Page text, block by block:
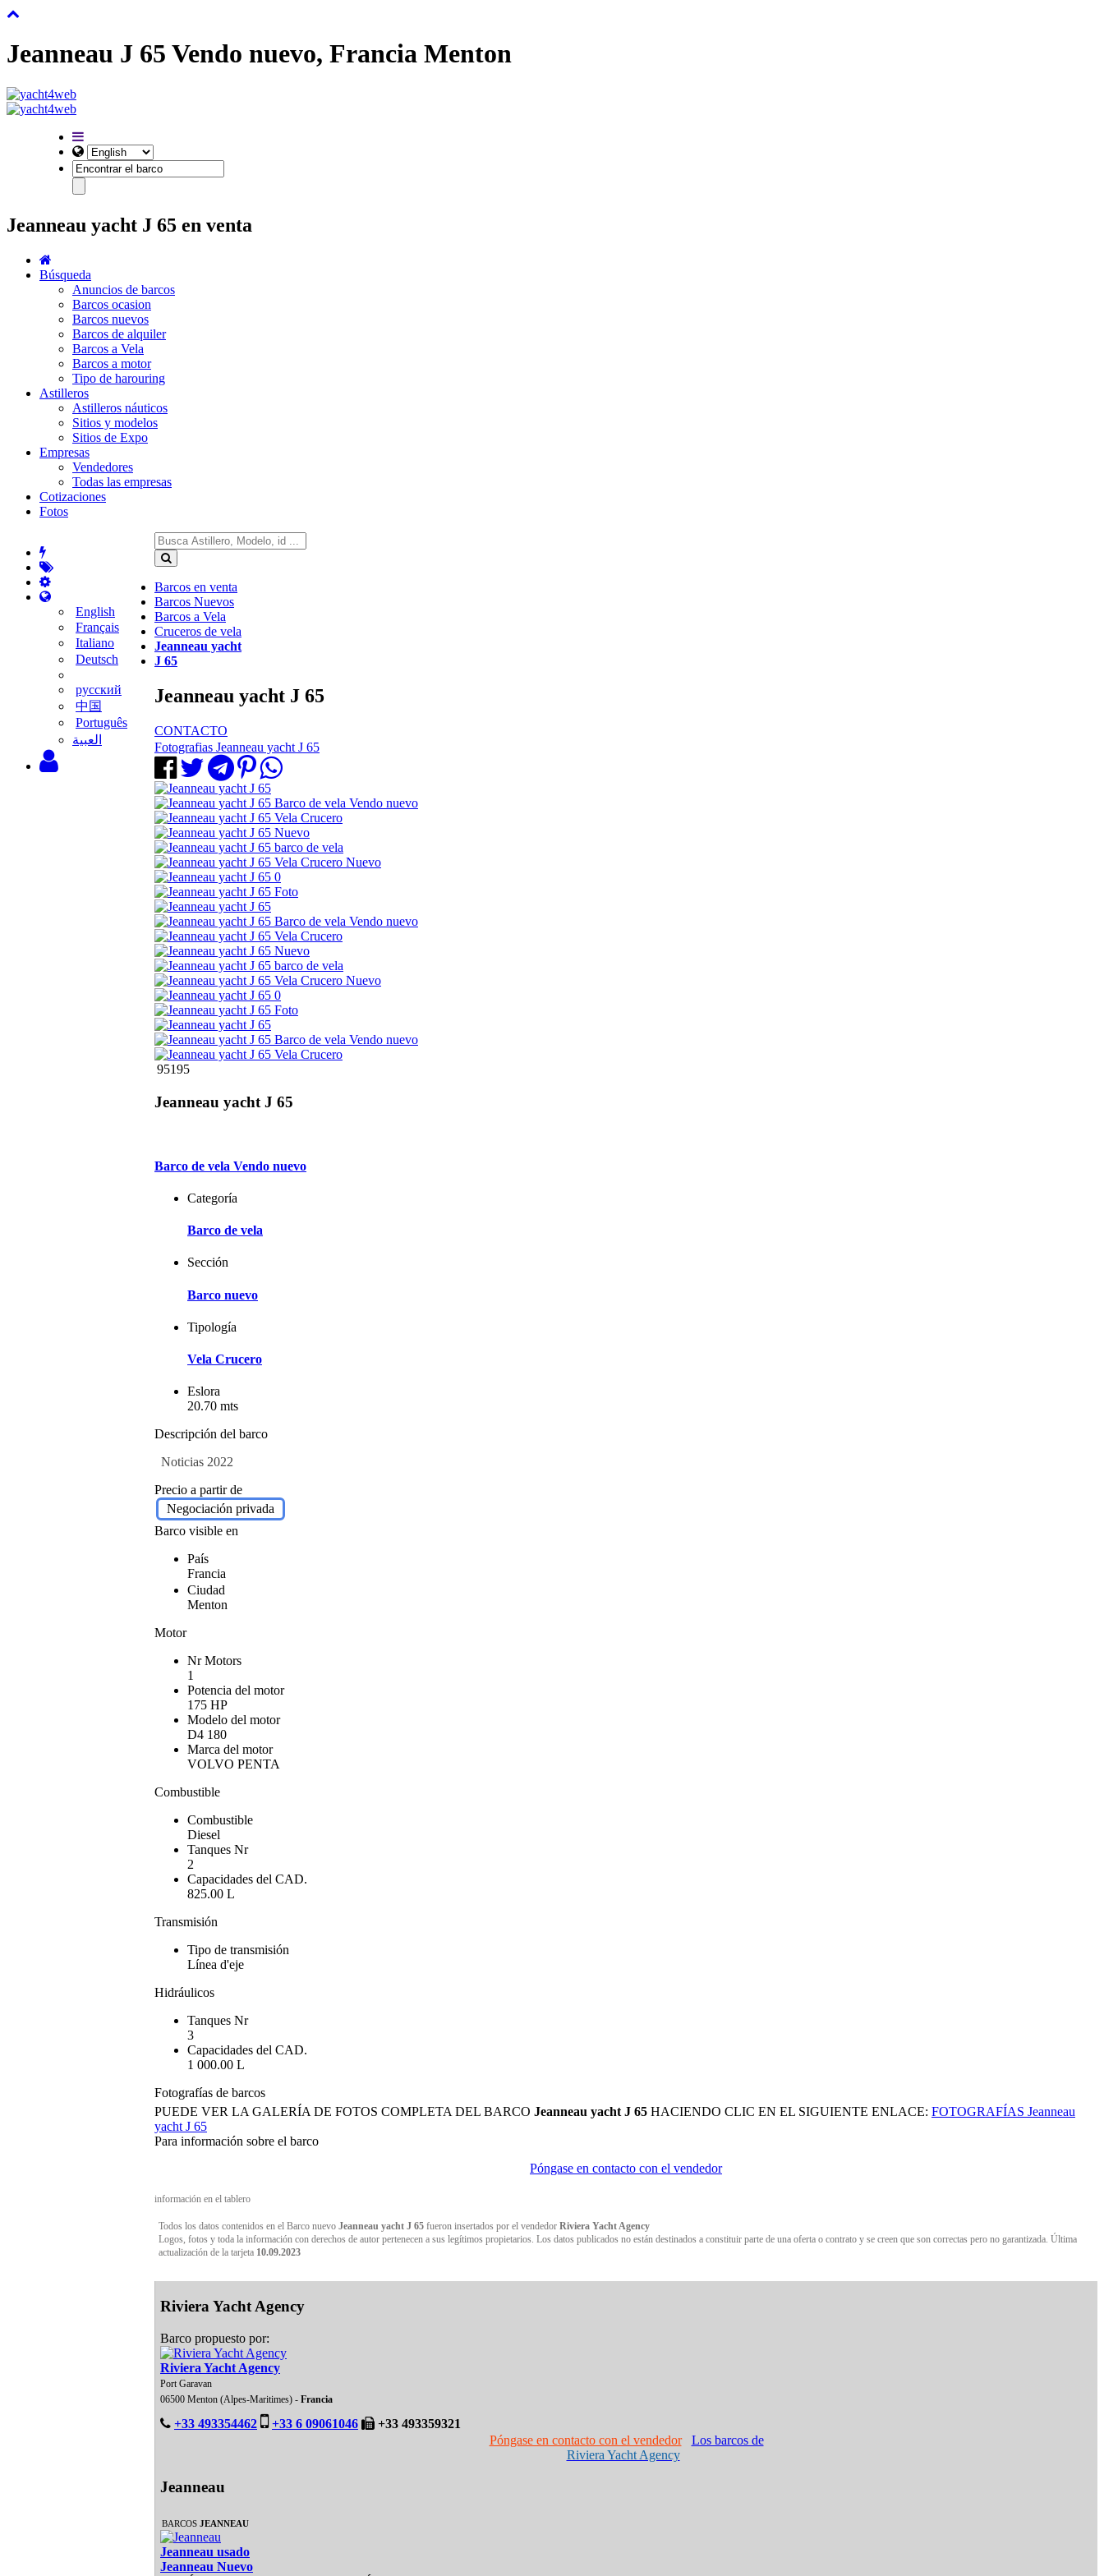
Jeanneau J 65 Vendo nuevo, Francia Menton
Jeanneau yacht J 65 en venta
Búsqueda
Anuncios de barcos
Barcos ocasion
Barcos nuevos
Barcos de alquiler
Barcos a Vela
Barcos a motor
Tipo de harouring
Astilleros
Astilleros náuticos
Sitios y modelos
Sitios de Expo
Empresas
Vendedores
Todas las empresas
Cotizaciones
Fotos
English
Français
Italiano
Deutsch
русский
中国
Português
‫العبية
Barcos en venta
Barcos Nuevos
Barcos a Vela
Cruceros de vela
Jeanneau yacht
J 65
Jeanneau yacht J 65
CONTACTO
Fotografias Jeanneau yacht J 65
95195
Jeanneau yacht J 65
Barco de vela Vendo nuevo
Categoría
Barco de vela
Sección
Barco nuevo
Tipología
Vela Crucero
Eslora
20.70 mts
Descripción del barco
Noticias 2022
Precio a partir de
Negociación privada
Barco visible en
País
Francia
Ciudad
Menton
Motor
Nr Motors
1
Potencia del motor
175 HP
Modelo del motor
D4 180
Marca del motor
VOLVO PENTA
Combustible
Combustible
Diesel
Tanques Nr
2
Capacidades del CAD.
825.00 L
Transmisión
Tipo de transmisión
Línea d'eje
Hidráulicos
Tanques Nr
3
Capacidades del CAD.
1 000.00 L
Fotografías de barcos
PUEDE VER LA GALERÍA DE FOTOS COMPLETA DEL BARCO Jeanneau yacht J 65 HACIENDO CLIC EN EL SIGUIENTE ENLACE: FOTOGRAFÍAS Jeanneau
yacht J 65
Para información sobre el barco
Póngase en contacto con el vendedor
información en el tablero
Todos los datos contenidos en el Barco nuevo Jeanneau yacht J 65 fueron insertados por el vendedor Riviera Yacht Agency
Logos, fotos y toda la información con derechos de autor pertenecen a sus legítimos propietarios. Los datos publicados no están destinados a constituir parte de una oferta o contrato y se creen que son correctas pero no garantizada. Última
actualización de la tarjeta 10.09.2023
Riviera Yacht Agency
Barco propuesto por:
Riviera Yacht Agency
Port Garavan
06500 Menton (Alpes-Maritimes) - Francia
+33 493354462 +33 6 09061046
+33 493359321
Póngase en contacto con el vendedor
Los barcos de
Riviera Yacht Agency
Jeanneau
BARCOS JEANNEAU
Jeanneau usado
Jeanneau Nuevo